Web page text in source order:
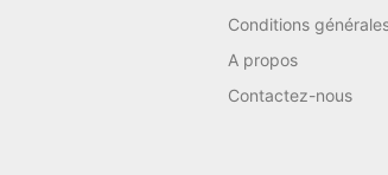
Conditions
A propos
Contactez-nous